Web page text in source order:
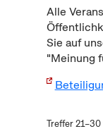
Alle
Sie auf
"Meinung
Treffer